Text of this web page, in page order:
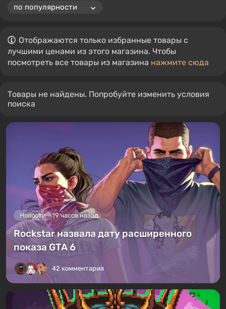
Отображаются только избранные товары с
лучшими ценами из этого магазина. Чтобы
посмотреть все товары из магазина нажмите сюда
Товары не найдены. Попробуйте изменить условия
поиска
Новости 19 часов назад
Rockstar назвала дату расширенного
показа GTA 6
42 комментария